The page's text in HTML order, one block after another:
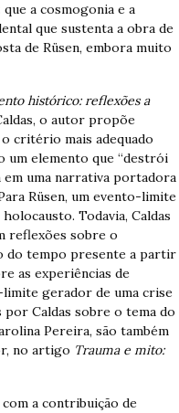
a cosmogonia e a
que sustenta a obra de
de Rüsen, embora muito
histórico: reflexões a
o autor propõe
critério mais adequado
um elemento que “destrói
uma narrativa portadora
Rüsen, um evento-limite
Todavia, Caldas
reflexões sobre o
do tempo presente a partir
as experiências de
gerador de uma crise
Caldas sobre o tema do
Pereira, são também
no artigo Trauma e mito:
a contribuição de